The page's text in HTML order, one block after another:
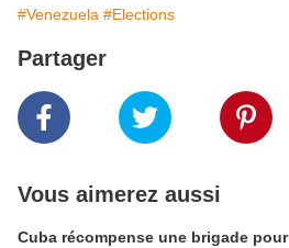
#Venezuela #Elections
Partager
Vous aimerez aussi
Cuba récompense une brigade pour